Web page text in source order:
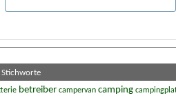
Stichworte
betreiber campervan camping